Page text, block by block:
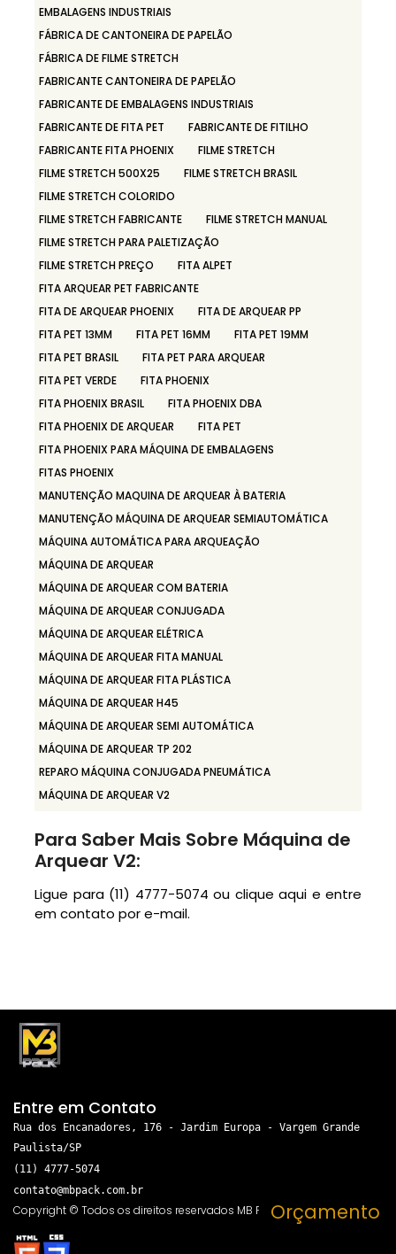
Orçamento
EMBALAGENS INDUSTRIAIS
FÁBRICA DE CANTONEIRA DE PAPELÃO
FÁBRICA DE FILME STRETCH
FABRICANTE CANTONEIRA DE PAPELÃO
FABRICANTE DE EMBALAGENS INDUSTRIAIS
FABRICANTE DE FITA PET
FABRICANTE DE FITILHO
FABRICANTE FITA PHOENIX
FILME STRETCH
FILME STRETCH 500X25
FILME STRETCH BRASIL
FILME STRETCH COLORIDO
FILME STRETCH FABRICANTE
FILME STRETCH MANUAL
FILME STRETCH PARA PALETIZAÇÃO
FILME STRETCH PREÇO
FITA ALPET
FITA ARQUEAR PET FABRICANTE
FITA DE ARQUEAR PHOENIX
FITA DE ARQUEAR PP
FITA PET 13MM
FITA PET 16MM
FITA PET 19MM
FITA PET BRASIL
FITA PET PARA ARQUEAR
FITA PET VERDE
FITA PHOENIX
FITA PHOENIX BRASIL
FITA PHOENIX DBA
FITA PHOENIX DE ARQUEAR
FITA PET
FITA PHOENIX PARA MÁQUINA DE EMBALAGENS
FITAS PHOENIX
MANUTENÇÃO MAQUINA DE ARQUEAR À BATERIA
MANUTENÇÃO MÁQUINA DE ARQUEAR SEMIAUTOMÁTICA
MÁQUINA AUTOMÁTICA PARA ARQUEAÇÃO
MÁQUINA DE ARQUEAR
MÁQUINA DE ARQUEAR COM BATERIA
MÁQUINA DE ARQUEAR CONJUGADA
MÁQUINA DE ARQUEAR ELÉTRICA
MÁQUINA DE ARQUEAR FITA MANUAL
MÁQUINA DE ARQUEAR FITA PLÁSTICA
MÁQUINA DE ARQUEAR H45
MÁQUINA DE ARQUEAR SEMI AUTOMÁTICA
MÁQUINA DE ARQUEAR TP 202
REPARO MÁQUINA CONJUGADA PNEUMÁTICA
MÁQUINA DE ARQUEAR V2
Para Saber Mais Sobre Máquina de
Arquear V2:
Ligue para (11) 4777-5074 ou clique aqui e entre
em contato por e-mail.
Entre em Contato
Rua dos Encanadores, 176 - Jardim Europa - Vargem Grande
Paulista/SP
(11) 4777-5074
contato@mbpack.com.br
Copyright © Todos os direitos reservados MB Pack